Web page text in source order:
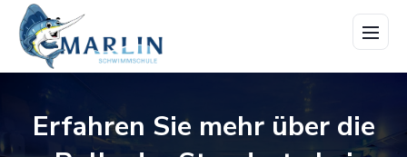
Menü
Erfahren Sie mehr über die